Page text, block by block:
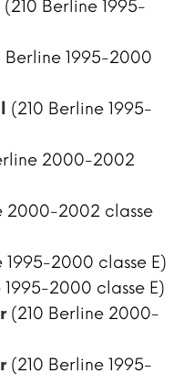
(210 Berline 1995-
Berline 1995-2000
(210 Berline 1995-
2000-2002
2000-2002 classe
1995-2000 classe E)
1995-2000 classe E)
(210 Berline 2000-
(210 Berline 1995-